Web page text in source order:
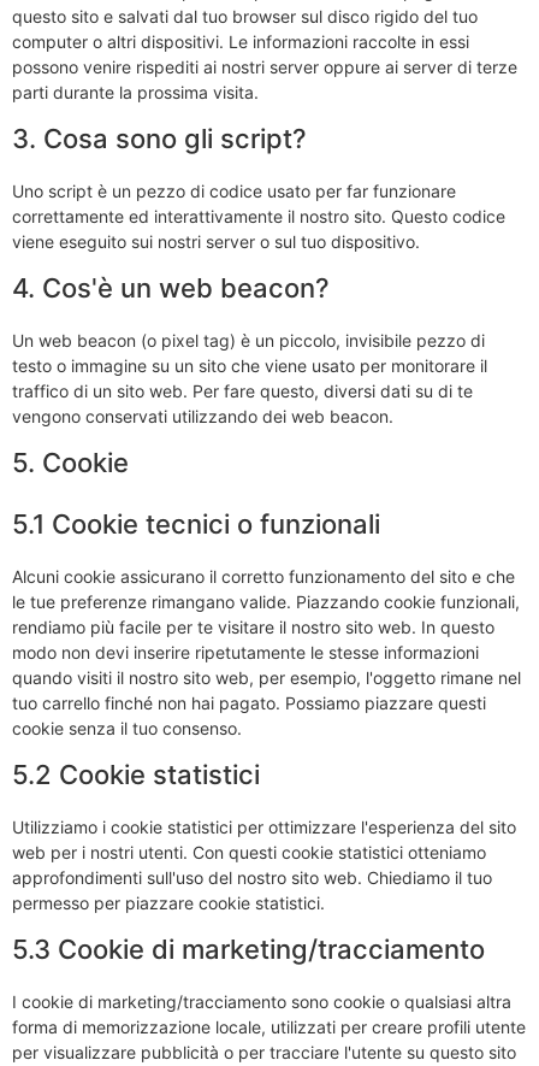
questo sito e salvati dal tuo browser sul disco rigido del tuo
computer o altri dispositivi. Le informazioni raccolte in essi
possono venire rispediti ai nostri server oppure ai server di terze
parti durante la prossima visita.
3. Cosa sono gli script?
Uno script è un pezzo di codice usato per far funzionare
correttamente ed interattivamente il nostro sito. Questo codice
viene eseguito sui nostri server o sul tuo dispositivo.
4. Cos'è un web beacon?
Un web beacon (o pixel tag) è un piccolo, invisibile pezzo di
testo o immagine su un sito che viene usato per monitorare il
traffico di un sito web. Per fare questo, diversi dati su di te
vengono conservati utilizzando dei web beacon.
5. Cookie
5.1 Cookie tecnici o funzionali
Alcuni cookie assicurano il corretto funzionamento del sito e che
le tue preferenze rimangano valide. Piazzando cookie funzionali,
rendiamo più facile per te visitare il nostro sito web. In questo
modo non devi inserire ripetutamente le stesse informazioni
quando visiti il nostro sito web, per esempio, l'oggetto rimane nel
tuo carrello finché non hai pagato. Possiamo piazzare questi
cookie senza il tuo consenso.
5.2 Cookie statistici
Utilizziamo i cookie statistici per ottimizzare l'esperienza del sito
web per i nostri utenti. Con questi cookie statistici otteniamo
approfondimenti sull'uso del nostro sito web. Chiediamo il tuo
permesso per piazzare cookie statistici.
5.3 Cookie di marketing/tracciamento
I cookie di marketing/tracciamento sono cookie o qualsiasi altra
forma di memorizzazione locale, utilizzati per creare profili utente
per visualizzare pubblicità o per tracciare l'utente su questo sito